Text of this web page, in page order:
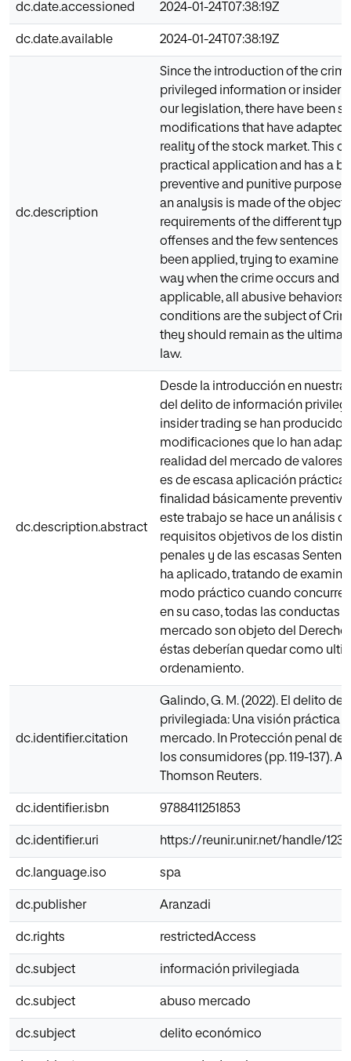
dc.date.accessioned 2024-01-24T07:38:19Z
dc.date.available 2024-01-24T07:38:19Z
dc.description
Since the introduction of the
privileged information or insider
our legislation, there have been
modifications that have adapted
reality of the stock market. This
practical application and has a
preventive and punitive purpose.
an analysis is made of the
requirements of the different
offenses and the few sentences
been applied, trying to examine
way when the crime occurs and
applicable, all abusive behaviors
conditions are the subject of
they should remain as the ultima
law.
dc.description.abstract
Desde la introducción en
del delito de información
insider trading se han producido
modificaciones que lo han
realidad del mercado de valores.
es de escasa aplicación práctica
finalidad básicamente preventiva
este trabajo se hace un análisis
requisitos objetivos de los
penales y de las escasas
ha aplicado, tratando de
modo práctico cuando concurre
en su caso, todas las conductas
mercado son objeto del Derecho
éstas deberían quedar como
ordenamiento.
dc.identifier.citation
Galindo, G. M. (2022). El delito
privilegiada: Una visión práctica
mercado. In Protección penal
los consumidores (pp. 119-137).
Thomson Reuters.
dc.identifier.isbn 9788411251853
dc.identifier.uri https://reunir.unir.net/handle/
dc.language.iso spa
dc.publisher Aranzadi
dc.rights restrictedAccess
dc.subject información privilegiada
dc.subject abuso mercado
dc.subject delito económico